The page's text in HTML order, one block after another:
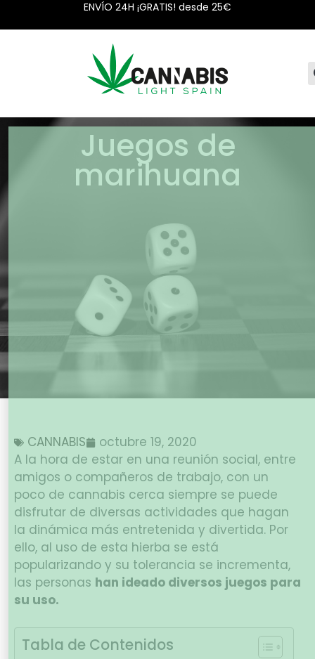
ENVÍO 24H ¡GRATIS! desde 25€
Juegos de
marihuana
CANNABIS
octubre 19, 2020
A la hora de estar en una reunión social, entre
amigos o compañeros de trabajo, con un
poco de cannabis cerca siempre se puede
disfrutar de diversas actividades que hagan
la dinámica más entretenida y divertida. Por
ello, al uso de esta hierba se está
popularizando y su tolerancia se incrementa,
las personas han ideado diversos juegos para
su uso.
Tabla de Contenidos